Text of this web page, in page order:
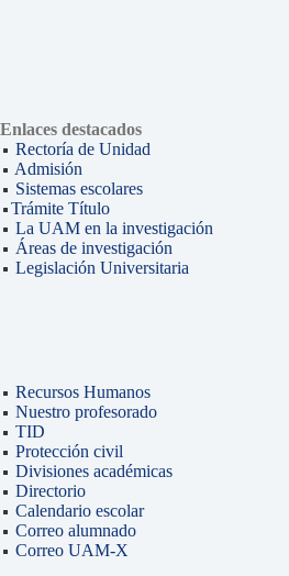
Enlaces destacados
Rectoría de Unidad
Admisión
Sistemas escolares
Trámite Título
La UAM en la investigación
Áreas de investigación
Legislación Universitaria
Recursos Humanos
Nuestro profesorado
TID
Protección civil
Divisiones académicas
Directorio
Calendario escolar
Correo alumnado
Correo UAM-X